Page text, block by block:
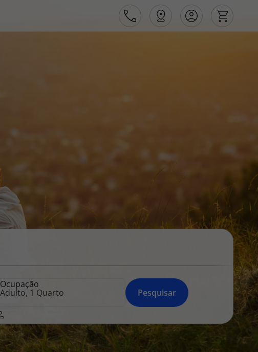
Apoio ao cliente no Estrangeiro
facilidade na marcação das suas viagens, tem ainda ao seu
dispor o nosso call center a funcionar todos os dias úteis das
10:00 às 20:00 e Sábado das 10:00 às 14:00.
Ocupação
Pesquisar